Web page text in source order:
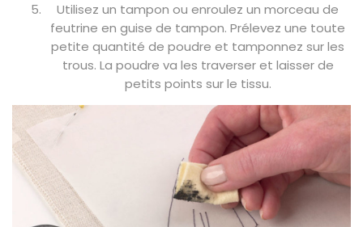
Utilisez un tampon ou enroulez un morceau de
feutrine en guise de tampon. Prélevez une toute
petite quantité de poudre et tamponnez sur les
trous. La poudre va les traverser et laisser de
petits points sur le tissu.